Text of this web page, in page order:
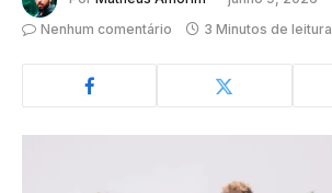
Nenhum comentário
3 Minutos de leitura